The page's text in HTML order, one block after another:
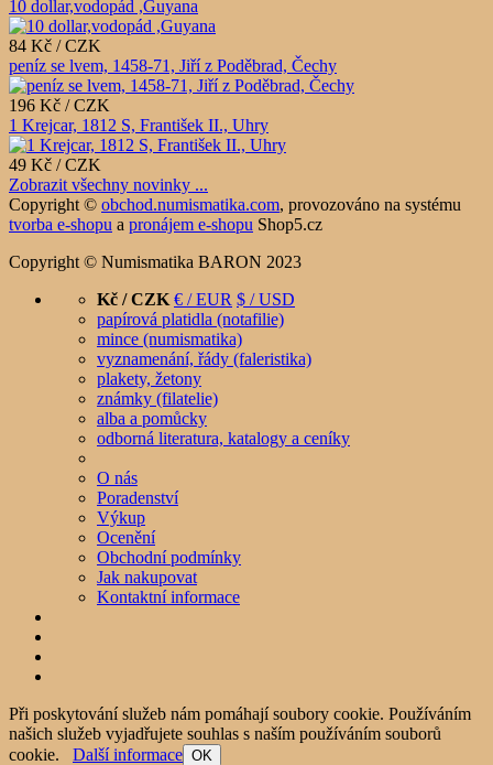
10 dollar,vodopád ,Guyana
84 Kč / CZK
peníz se lvem, 1458-71, Jiří z Poděbrad, Čechy
196 Kč / CZK
1 Krejcar, 1812 S, František II., Uhry
49 Kč / CZK
Zobrazit všechny novinky ...
Copyright © obchod.numismatika.com, provozováno na systému
tvorba e-shopu a pronájem e-shopu Shop5.cz
Copyright © Numismatika BARON 2023
Kč / CZK € / EUR $ / USD
papírová platidla (notafilie)
mince (numismatika)
vyznamenání, řády (faleristika)
plakety, žetony
známky (filatelie)
alba a pomůcky
odborná literatura, katalogy a ceníky
O nás
Poradenství
Výkup
Ocenění
Obchodní podmínky
Jak nakupovat
Kontaktní informace
Při poskytování služeb nám pomáhají soubory cookie. Používáním
našich služeb vyjadřujete souhlas s naším používáním souborů
cookie. Další informace